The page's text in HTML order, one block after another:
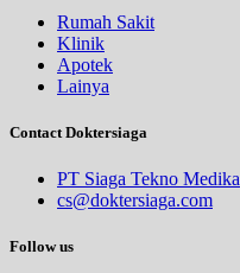
Rumah Sakit
Klinik
Apotek
Lainya
Contact Doktersiaga
PT Siaga Tekno Medika
cs@doktersiaga.com
Follow us